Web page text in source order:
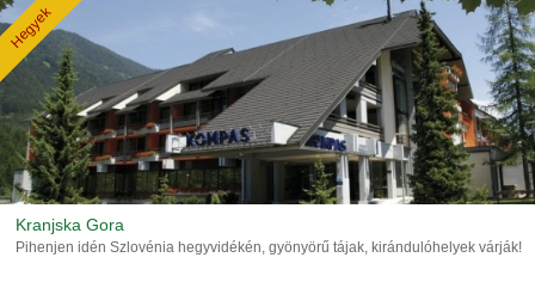
Hegyek
Kranjska Gora
Pihenjen idén Szlovénia hegyvidékén, gyönyörű tájak, kirándulóhelyek várják!